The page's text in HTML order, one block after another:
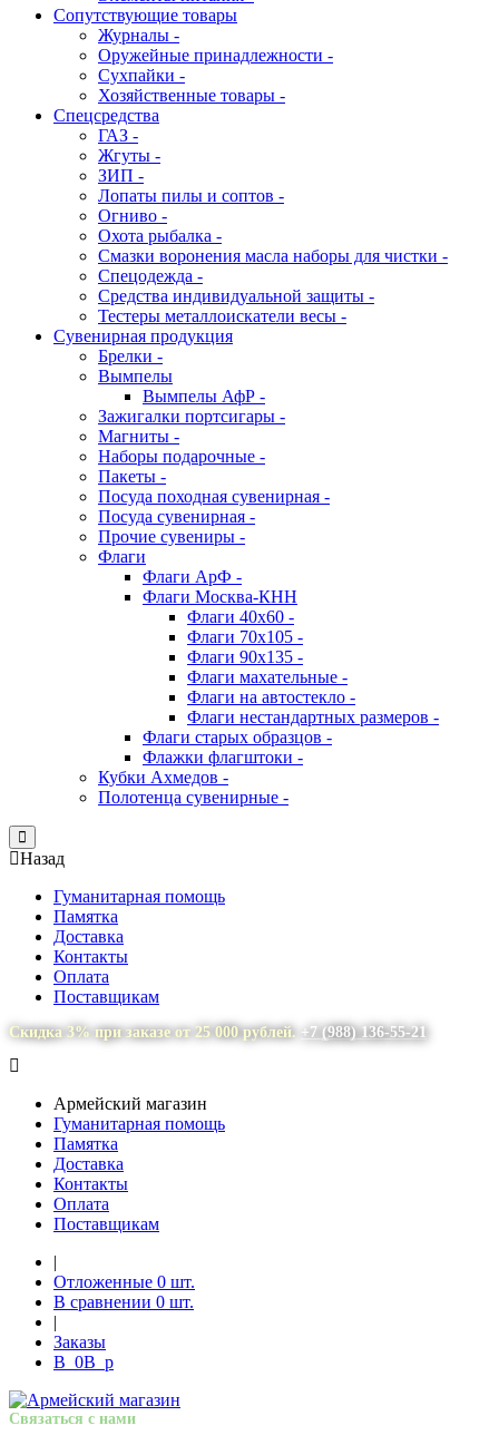
Сопутствующие товары
Журналы -
Оружейные принадлежности -
Сухпайки -
Хозяйственные товары -
Спецсредства
ГАЗ -
Жгуты -
ЗИП -
Лопаты пилы и соптов -
Огниво -
Охота рыбалка -
Смазки воронения масла наборы для чистки -
Спецодежда -
Средства индивидуальной защиты -
Тестеры металлоискатели весы -
Сувенирная продукция
Брелки -
Вымпелы
Вымпелы АфР -
Зажигалки портсигары -
Магниты -
Наборы подарочные -
Пакеты -
Посуда походная сувенирная -
Посуда сувенирная -
Прочие сувениры -
Флаги
Флаги АрФ -
Флаги Москва-КНН
Флаги 40х60 -
Флаги 70х105 -
Флаги 90х135 -
Флаги махательные -
Флаги на автостекло -
Флаги нестандартных размеров -
Флаги старых образцов -
Флажки флагштоки -
Кубки Ахмедов -
Полотенца сувенирные -
Close
Назад
Гуманитарная помощь
Памятка
Доставка
Контакты
Оплата
Поставщикам
Скидка 3% при заказе от 25 000 рублей. +7 (988) 136-55-21
Армейский магазин
Гуманитарная помощь
Памятка
Доставка
Контакты
Оплата
Поставщикам
|
Отложенные 0 шт.
В сравнении 0 шт.
|
Заказы
В 0В p
Связаться с нами